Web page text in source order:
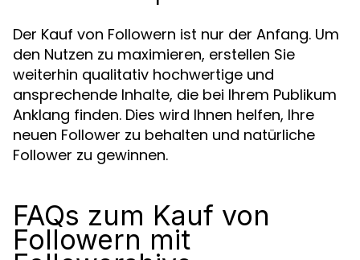
Der Kauf von Followern ist nur der Anfang. Um
den Nutzen zu maximieren, erstellen Sie
weiterhin qualitativ hochwertige und
ansprechende Inhalte, die bei Ihrem Publikum
Anklang finden. Dies wird Ihnen helfen, Ihre
neuen Follower zu behalten und natürliche
Follower zu gewinnen.
FAQs zum Kauf von
Followern mit